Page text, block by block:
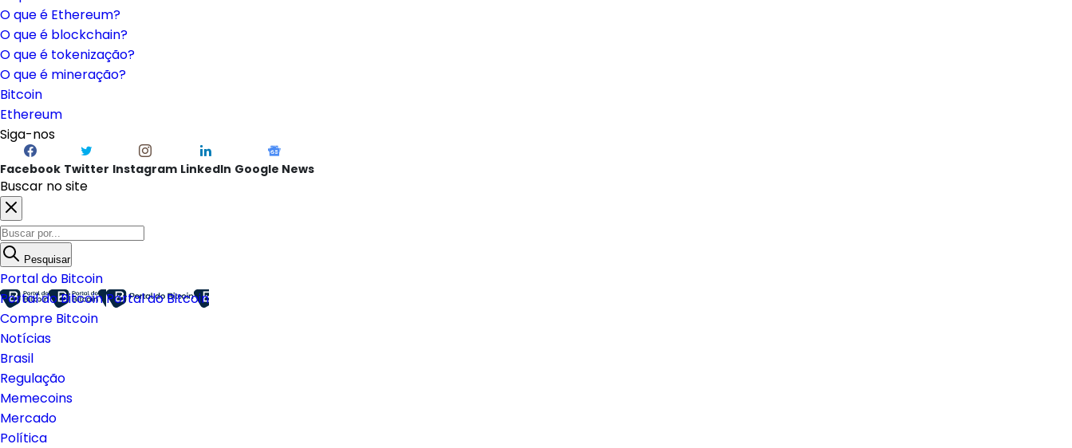
O que é Ethereum?
O que é blockchain?
O que é tokenização?
O que é mineração?
Bitcoin
Ethereum
Siga-nos
Facebook Twitter Instagram LinkedIn Google News
Buscar no site
Pesquisar
Portal do Bitcoin
Portal do BitcoinPortal do Bitcoin
Compre Bitcoin
Notícias
Brasil
Regulação
Memecoins
Mercado
Política